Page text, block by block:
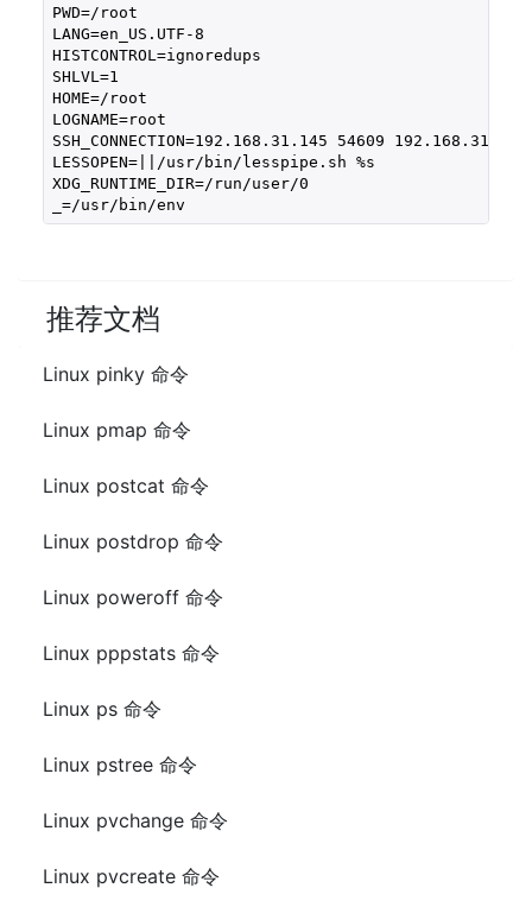
PWD=/root
LANG=en_US.UTF-8
HISTCONTROL=ignoredups
SHLVL=1
HOME=/root
LOGNAME=root
SSH_CONNECTION=192.168.31.145 54609 192.168.31.31
LESSOPEN=||/usr/bin/lesspipe.sh %s
XDG_RUNTIME_DIR=/run/user/0
_=/usr/bin/env
推荐文档
Linux pinky 命令
Linux pmap 命令
Linux postcat 命令
Linux postdrop 命令
Linux poweroff 命令
Linux pppstats 命令
Linux ps 命令
Linux pstree 命令
Linux pvchange 命令
Linux pvcreate 命令